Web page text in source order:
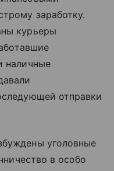
заработку.
курьеры
наличные
отправки
уголовные
в особо